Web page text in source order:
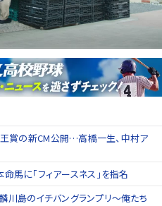
王賞の新CM公開…高橋一生、中村ア
馬に「フィアースネス」を指名
川島のイチバングランプリ～俺たち